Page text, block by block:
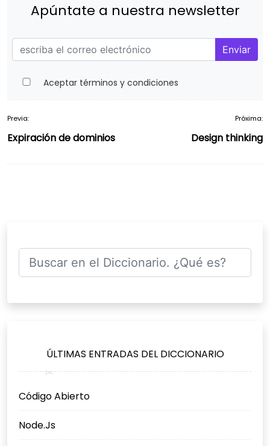
Apúntate a nuestra newsletter
Enviar
Aceptar términos y condiciones
Navegación
Previa:
Expiración de dominios
Próxima:
Design thinking
ÚLTIMAS ENTRADAS DEL DICCIONARIO
Código Abierto
Node.Js